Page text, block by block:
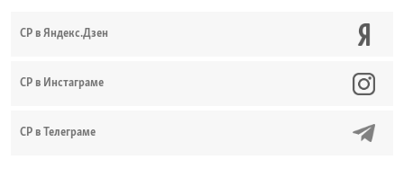
СР в Яндекс.Дзен
CР в Инстаграме
СР в Телеграме